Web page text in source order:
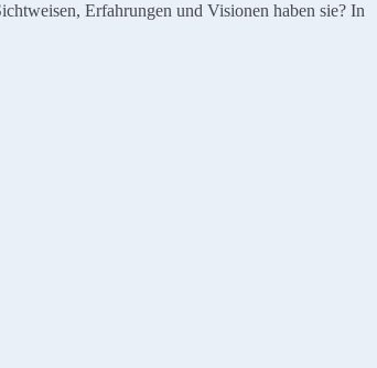
Erfahrungen und Visionen haben sie? In